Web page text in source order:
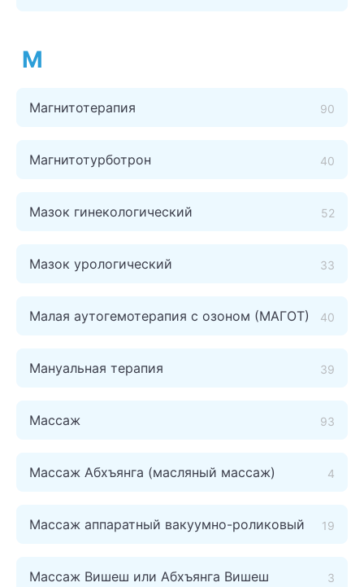
М
Магнитотерапия 90
Магнитотурботрон 40
Мазок гинекологический 52
Мазок урологический 33
Малая аутогемотерапия с озоном (МАГОТ) 40
Мануальная терапия 39
Массаж 93
Массаж Абхъянга (масляный массаж) 4
Массаж аппаратный вакуумно-роликовый 19
Массаж Вишеш или Абхъянга Вишеш 3